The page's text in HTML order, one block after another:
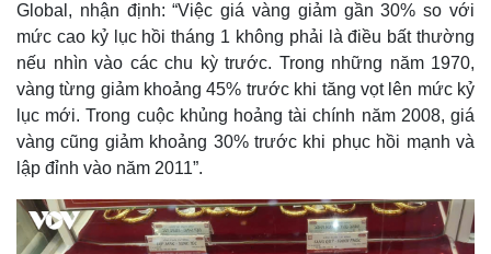
Global, nhận định: “Việc giá vàng giảm gần 30% so với
mức cao kỷ lục hồi tháng 1 không phải là điều bất thường
nếu nhìn vào các chu kỳ trước. Trong những năm 1970,
vàng từng giảm khoảng 45% trước khi tăng vọt lên mức kỷ
lục mới. Trong cuộc khủng hoảng tài chính năm 2008, giá
vàng cũng giảm khoảng 30% trước khi phục hồi mạnh và
lập đỉnh vào năm 2011”.